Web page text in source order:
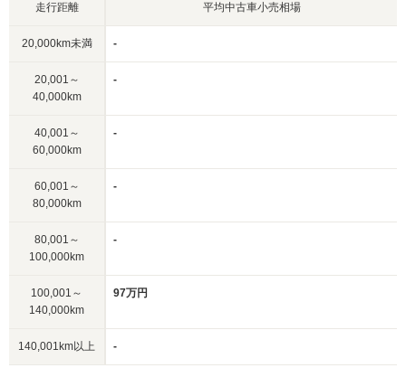
走行距離 平均中古車小売相場
20,000km未満 -
20,001～
40,000km
-
40,001～
60,000km
-
60,001～
80,000km
-
80,001～
100,000km
-
100,001～
140,000km
97万円
140,001km以上 -